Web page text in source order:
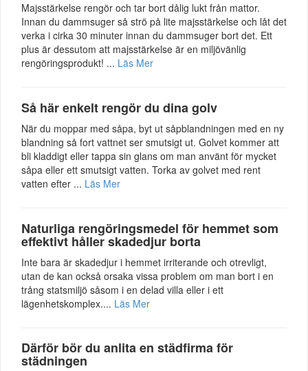
Majsstärkelse rengör och tar bort dålig lukt från mattor.
Innan du dammsuger så strö på lite majsstärkelse och låt det
verka i cirka 30 minuter innan du dammsuger bort det. Ett
plus är dessutom att majsstärkelse är en miljövänlig
rengöringsprodukt! ... Läs Mer
Så här enkelt rengör du dina golv
När du moppar med såpa, byt ut såpblandningen med en ny
blandning så fort vattnet ser smutsigt ut. Golvet kommer att
bli kladdigt eller tappa sin glans om man använt för mycket
såpa eller ett smutsigt vatten. Torka av golvet med rent
vatten efter ... Läs Mer
Naturliga rengöringsmedel för hemmet som
effektivt håller skadedjur borta
Inte bara är skadedjur i hemmet irriterande och otrevligt,
utan de kan också orsaka vissa problem om man bort i en
trång statsmiljö såsom i en delad villa eller i ett
lägenhetskomplex.... Läs Mer
Därför bör du anlita en städfirma för
städningen